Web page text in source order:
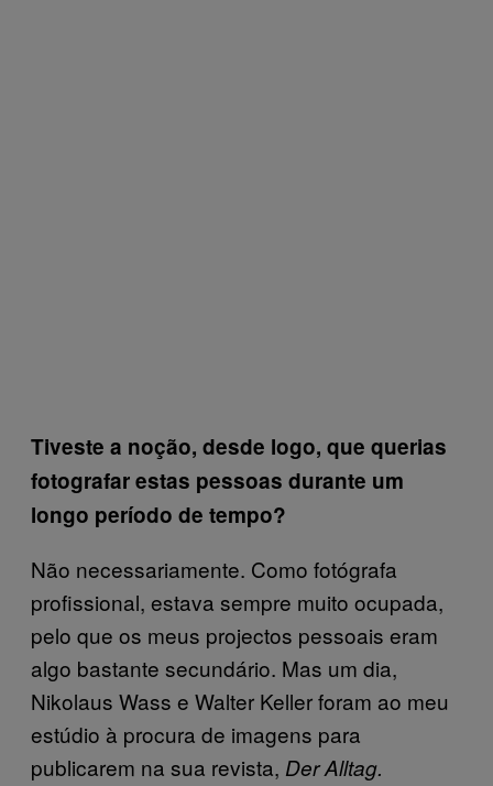
Tiveste a noção, desde logo, que querias
fotografar estas pessoas durante um
longo período de tempo?
Não necessariamente. Como fotógrafa
profissional, estava sempre muito ocupada,
pelo que os meus projectos pessoais eram
algo bastante secundário. Mas um dia,
Nikolaus Wass e Walter Keller foram ao meu
estúdio à procura de imagens para
publicarem na sua revista, Der Alltag.